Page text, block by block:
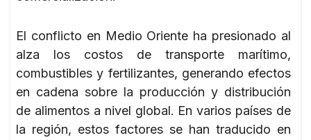
El conflicto en Medio Oriente ha presionado al
alza los costos de transporte marítimo,
combustibles y fertilizantes, generando efectos
en cadena sobre la producción y distribución
de alimentos a nivel global. En varios países de
la región, estos factores se han traducido en